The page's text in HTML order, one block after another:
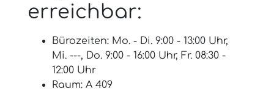
erreichbar:
Bürozeiten: Mo. - Di. 9:00 - 13:00 Uhr,
Mi. ---, Do. 9:00 - 16:00 Uhr, Fr. 08:30 -
12:00 Uhr
Raum: A 409